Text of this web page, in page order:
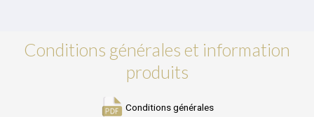
Conditions générales et information
produits
Conditions générales